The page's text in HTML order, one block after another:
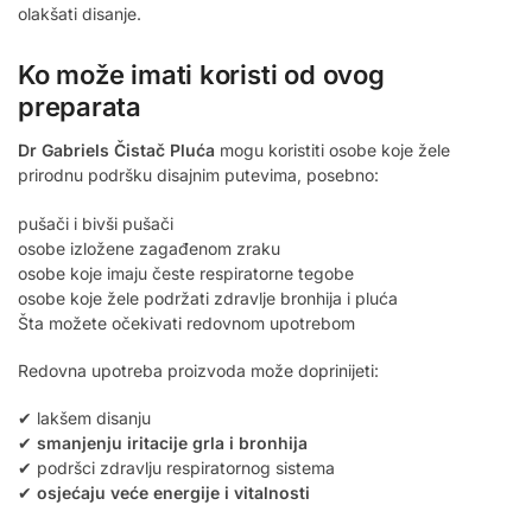
olakšati disanje.
Ko može imati koristi od ovog
preparata
Dr Gabriels Čistač Pluća mogu koristiti osobe koje žele
prirodnu podršku disajnim putevima, posebno:
pušači i bivši pušači
osobe izložene zagađenom zraku
osobe koje imaju česte respiratorne tegobe
osobe koje žele podržati zdravlje bronhija i pluća
Šta možete očekivati redovnom upotrebom
Redovna upotreba proizvoda može doprinijeti:
✔ lakšem disanju
✔ smanjenju iritacije grla i bronhija
✔ podršci zdravlju respiratornog sistema
✔ osjećaju veće energije i vitalnosti